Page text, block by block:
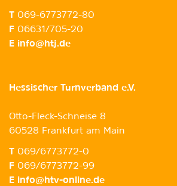
T 069-6773772-80
F 06631/705-20
E info@htj.de
Hessischer Turnverband e.V.
Otto-Fleck-Schneise 8
60528 Frankfurt am Main
T 069/6773772-0
F 069/6773772-99
E info@htv-online.de